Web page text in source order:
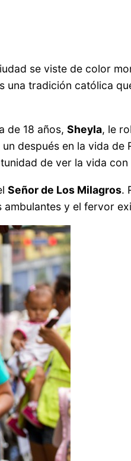
se viste de color
tradición católica
de 18 años,Sheyla, le
después en la vida de
de ver la vida con
Señor de Los Milagros.
y el fervor